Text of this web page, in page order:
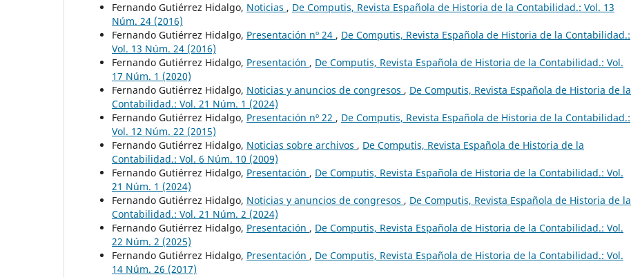
Fernando Gutiérrez Hidalgo, Noticias , De Computis, Revista Española de Historia de la Contabilidad.: Vol. 13
Núm. 24 (2016)
Fernando Gutiérrez Hidalgo, Presentación nº 24 , De Computis, Revista Española de Historia de la Contabilidad.:
Vol. 13 Núm. 24 (2016)
Fernando Gutiérrez Hidalgo, Presentación , De Computis, Revista Española de Historia de la Contabilidad.: Vol.
17 Núm. 1 (2020)
Fernando Gutiérrez Hidalgo, Noticias y anuncios de congresos , De Computis, Revista Española de Historia de la
Contabilidad.: Vol. 21 Núm. 1 (2024)
Fernando Gutiérrez Hidalgo, Presentación nº 22 , De Computis, Revista Española de Historia de la Contabilidad.:
Vol. 12 Núm. 22 (2015)
Fernando Gutiérrez Hidalgo, Noticias sobre archivos , De Computis, Revista Española de Historia de la
Contabilidad.: Vol. 6 Núm. 10 (2009)
Fernando Gutiérrez Hidalgo, Presentación , De Computis, Revista Española de Historia de la Contabilidad.: Vol.
21 Núm. 1 (2024)
Fernando Gutiérrez Hidalgo, Noticias y anuncios de congresos , De Computis, Revista Española de Historia de la
Contabilidad.: Vol. 21 Núm. 2 (2024)
Fernando Gutiérrez Hidalgo, Presentación , De Computis, Revista Española de Historia de la Contabilidad.: Vol.
22 Núm. 2 (2025)
Fernando Gutiérrez Hidalgo, Presentación , De Computis, Revista Española de Historia de la Contabilidad.: Vol.
14 Núm. 26 (2017)